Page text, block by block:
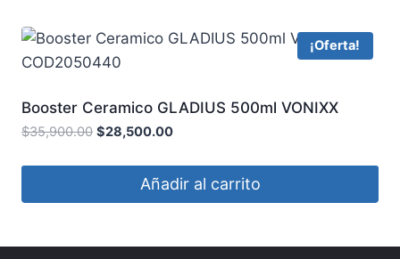
¡Oferta!
Booster Ceramico GLADIUS 500ml VONIXX
COD2050440
$35,900.00 $28,500.00
Añadir al carrito